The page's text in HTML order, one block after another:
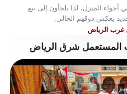
المنزل، لذا يلجأون إلى بيع
جديد يعكس ذوقهم الحالي.
غرب الرياض
المستعمل شرق الرياض